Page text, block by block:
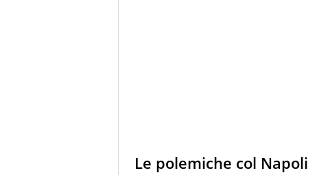
Le polemiche col Napoli